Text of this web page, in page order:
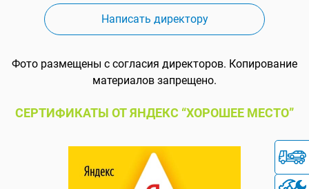
Написать директору
Фото размещены с согласия директоров. Копирование
материалов запрещено.
СЕРТИФИКАТЫ ОТ ЯНДЕКС “ХОРОШЕЕ МЕСТО”